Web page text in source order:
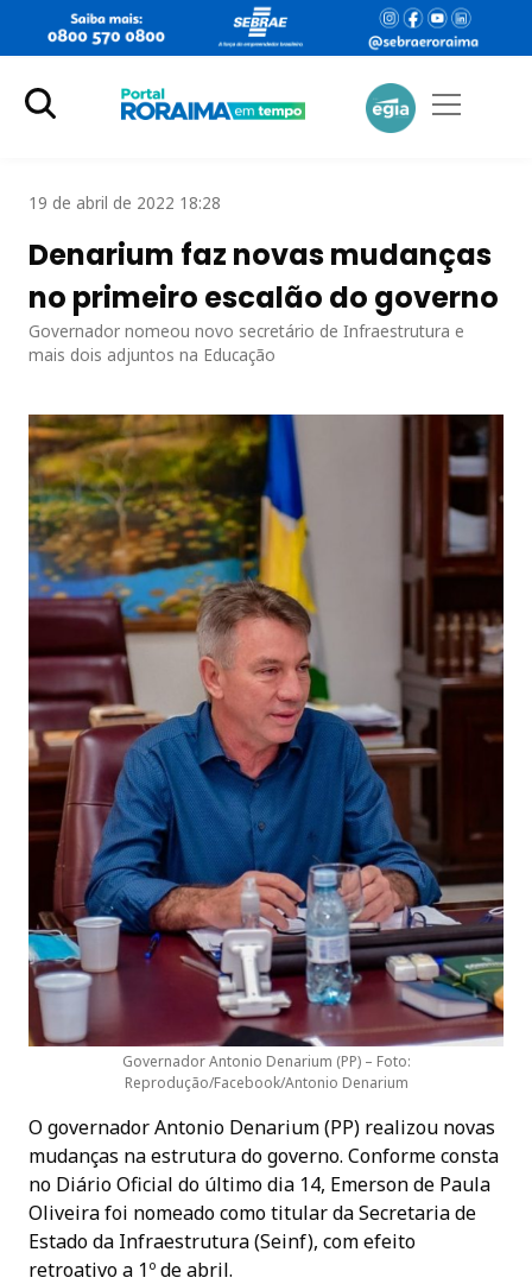
19 de abril de 2022 18:28
Denarium faz novas mudanças
no primeiro escalão do governo
Governador nomeou novo secretário de Infraestrutura e
mais dois adjuntos na Educação
Governador Antonio Denarium (PP) – Foto:
Reprodução/Facebook/Antonio Denarium
O governador Antonio Denarium (PP) realizou novas
mudanças na estrutura do governo. Conforme consta
no Diário Oficial do último dia 14, Emerson de Paula
Oliveira foi nomeado como titular da Secretaria de
Estado da Infraestrutura (Seinf), com efeito
retroativo a 1º de abril.